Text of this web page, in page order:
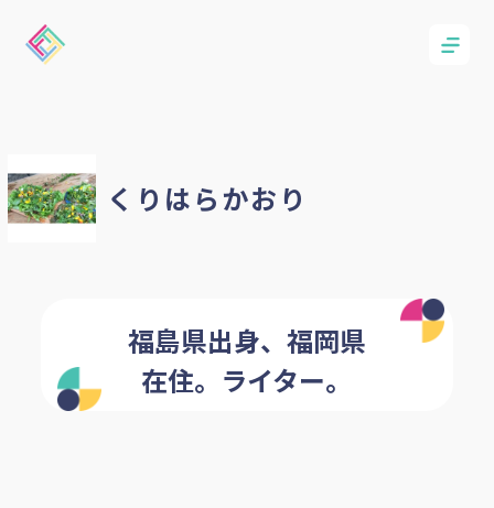
くりはらかおり
福島県出身、福岡県
在住。ライター。